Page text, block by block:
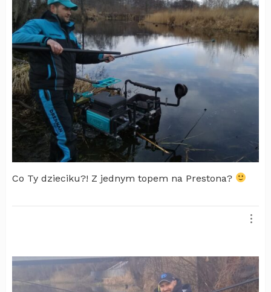
Co Ty dzieciku?! Z jednym topem na Prestona?